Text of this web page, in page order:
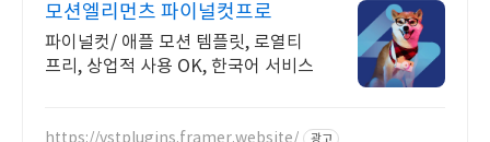
모션엘리먼츠 파이널컷프로
파이널컷/ 애플 모션 템플릿, 로열티
프리, 상업적 사용 OK, 한국어 서비스
https://vstplugins.framer.website/ 광고